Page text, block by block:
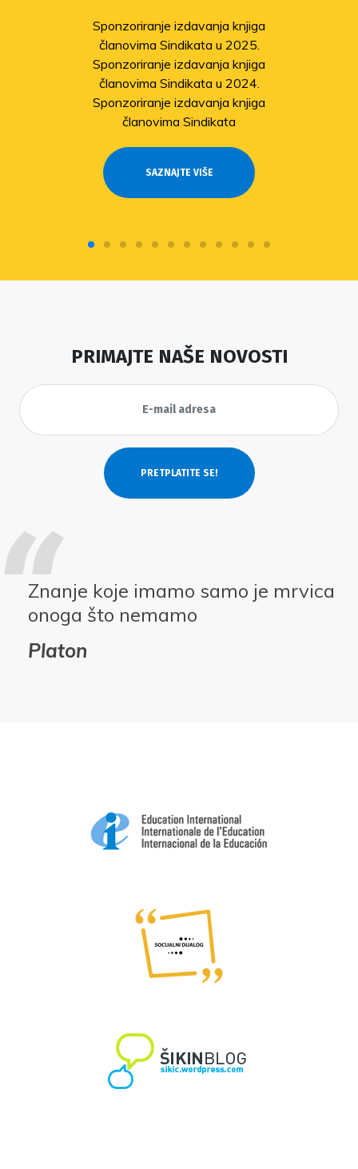
Sponzoriranje izdavanja knjiga
članovima Sindikata u 2025.
Sponzoriranje izdavanja knjiga
članovima Sindikata u 2024.
Sponzoriranje izdavanja knjiga
članovima Sindikata
SAZNAJTE VIŠE
PRIMAJTE NAŠE NOVOSTI
Znanje koje imamo samo je mrvica
onoga što nemamo
Platon